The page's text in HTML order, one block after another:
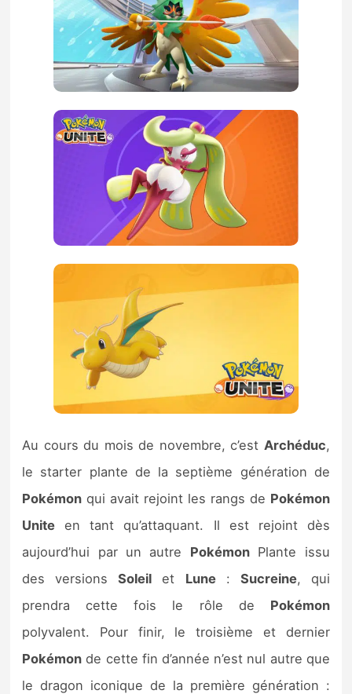
Au cours du mois de novembre, c’est Archéduc,
le starter plante de la septième génération de
Pokémon qui avait rejoint les rangs de Pokémon
Unite en tant qu’attaquant. Il est rejoint dès
aujourd’hui par un autre PokémonPlante issu
des versionsSoleil et Lune: Sucreine, qui
prendra cette fois le rôle de Pokémon
polyvalent. Pour finir, le troisième et dernier
Pokémon de cette fin d’année n’est nul autre que
le dragon iconique de la première génération :